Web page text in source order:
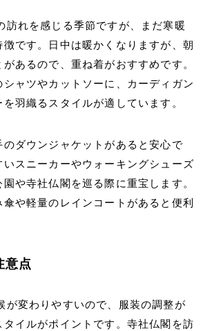
れを感じる季節ですが、まだ寒暖
です。日中は暖かくなりますが、朝
あるので、重ね着がおすすめです。
ャツやカットソーに、カーディガン
羽織るスタイルが適しています。
ダウンジャケットがあると安心で
スニーカーやウォーキングシューズ
や寺社仏閣を巡る際に重宝します。
や軽量のレインコートがあると便利
意点
が変わりやすいので、服装の調整が
タイルがポイントです。寺社仏閣を訪